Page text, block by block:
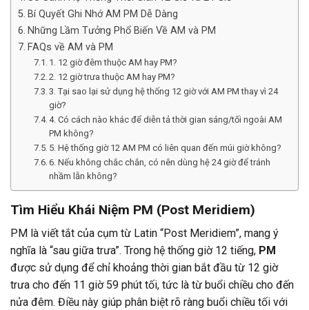
Bí Quyết Ghi Nhớ AM PM Dễ Dàng
Những Lầm Tưởng Phổ Biến Về AM và PM
FAQs về AM và PM
1. 12 giờ đêm thuộc AM hay PM?
2. 12 giờ trưa thuộc AM hay PM?
3. Tại sao lại sử dụng hệ thống 12 giờ với AM PM thay vì 24
giờ?
4. Có cách nào khác để diễn tả thời gian sáng/tối ngoài AM
PM không?
5. Hệ thống giờ 12 AM PM có liên quan đến múi giờ không?
6. Nếu không chắc chắn, có nên dùng hệ 24 giờ để tránh
nhầm lẫn không?
Tìm Hiểu Khái Niệm PM (Post Meridiem)
PM là viết tắt của cụm từ Latin “Post Meridiem”, mang ý
nghĩa là “sau giữa trưa”. Trong hệ thống giờ 12 tiếng, PM
được sử dụng để chỉ khoảng thời gian bắt đầu từ 12 giờ
trưa cho đến 11 giờ 59 phút tối, tức là từ buổi chiều cho đến
nửa đêm. Điều này giúp phân biệt rõ ràng buổi chiều tối với